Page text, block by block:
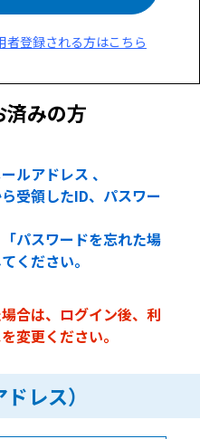
者登録される方はこちら
みの方
ルアドレス 、
受領したID、パスワー
パスワードを忘れた場
ください。
合は、ログイン後、利
変更ください。
レス）